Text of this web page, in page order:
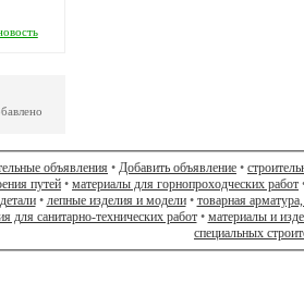
объявления • Добавить объявление •
путей • материалы для горнопроходческих работ
• лепные изделия и модели• товарная
для санитарно-технических работ• материалы и
специальных